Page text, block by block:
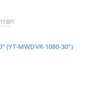
(YT-MWDVR-1080-30°)